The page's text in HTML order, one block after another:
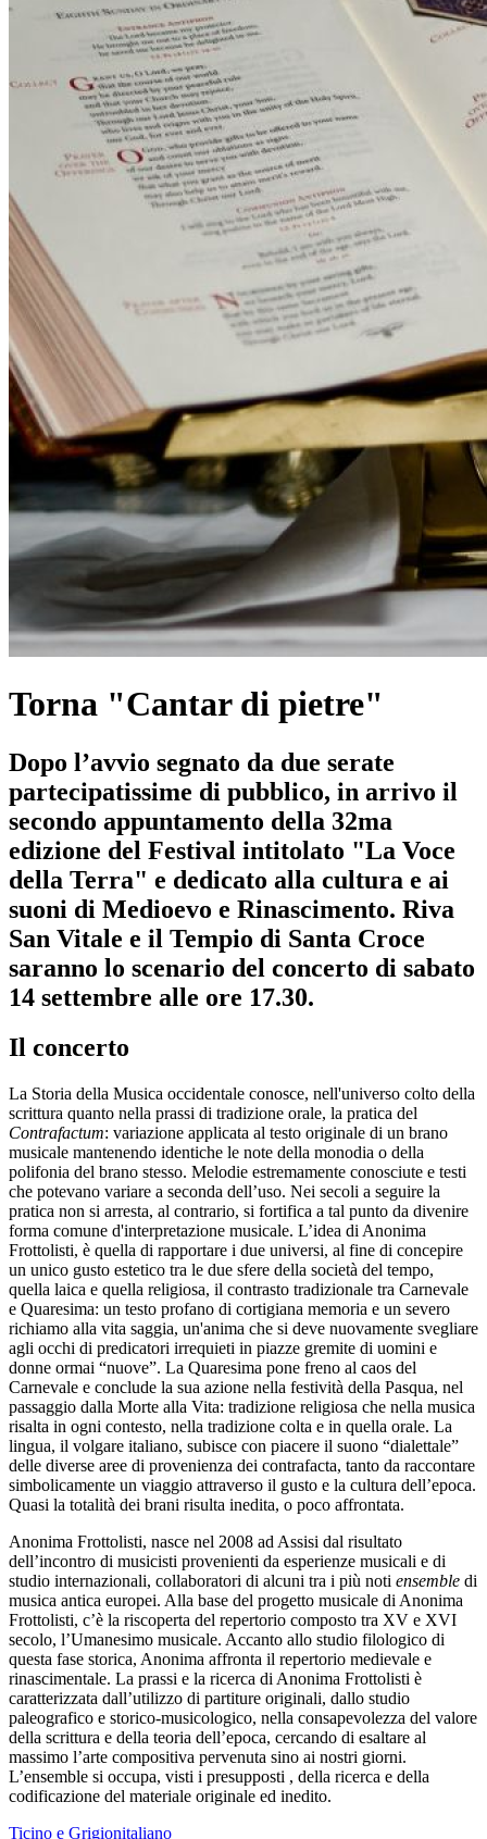
Torna "Cantar di pietre"
Dopo l’avvio segnato da due serate
partecipatissime di pubblico, in arrivo il
secondo appuntamento della 32ma
edizione del Festival intitolato "La Voce
della Terra" e dedicato alla cultura e ai
suoni di Medioevo e Rinascimento. Riva
San Vitale e il Tempio di Santa Croce
saranno lo scenario del concerto di sabato
14 settembre alle ore 17.30.
Il concerto
La Storia della Musica occidentale conosce, nell'universo colto della
scrittura quanto nella prassi di tradizione orale, la pratica del
Contrafactum: variazione applicata al testo originale di un brano
musicale mantenendo identiche le note della monodia o della
polifonia del brano stesso. Melodie estremamente conosciute e testi
che potevano variare a seconda dell’uso. Nei secoli a seguire la
pratica non si arresta, al contrario, si fortifica a tal punto da divenire
forma comune d'interpretazione musicale. L’idea di Anonima
Frottolisti, è quella di rapportare i due universi, al fine di concepire
un unico gusto estetico tra le due sfere della società del tempo,
quella laica e quella religiosa, il contrasto tradizionale tra Carnevale
e Quaresima: un testo profano di cortigiana memoria e un severo
richiamo alla vita saggia, un'anima che si deve nuovamente svegliare
agli occhi di predicatori irrequieti in piazze gremite di uomini e
donne ormai “nuove”. La Quaresima pone freno al caos del
Carnevale e conclude la sua azione nella festività della Pasqua, nel
passaggio dalla Morte alla Vita: tradizione religiosa che nella musica
risalta in ogni contesto, nella tradizione colta e in quella orale. La
lingua, il volgare italiano, subisce con piacere il suono “dialettale”
delle diverse aree di provenienza dei contrafacta, tanto da raccontare
simbolicamente un viaggio attraverso il gusto e la cultura dell’epoca.
Quasi la totalità dei brani risulta inedita, o poco affrontata.
Anonima Frottolisti, nasce nel 2008 ad Assisi dal risultato
dell’incontro di musicisti provenienti da esperienze musicali e di
studio internazionali, collaboratori di alcuni tra i più noti ensemble di
musica antica europei. Alla base del progetto musicale di Anonima
Frottolisti, c’è la riscoperta del repertorio composto tra XV e XVI
secolo, l’Umanesimo musicale. Accanto allo studio filologico di
questa fase storica, Anonima affronta il repertorio medievale e
rinascimentale. La prassi e la ricerca di Anonima Frottolisti è
caratterizzata dall’utilizzo di partiture originali, dallo studio
paleografico e storico-musicologico, nella consapevolezza del valore
della scrittura e della teoria dell’epoca, cercando di esaltare al
massimo l’arte compositiva pervenuta sino ai nostri giorni.
L’ensemble si occupa, visti i presupposti , della ricerca e della
codificazione del materiale originale ed inedito.
Ticino e Grigionitaliano